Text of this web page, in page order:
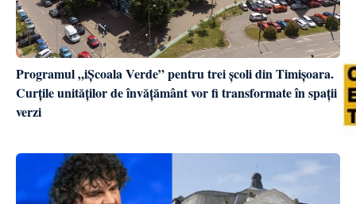
Programul „iȘcoala Verde” pentru trei școli din Timișoara.
Curțile unităților de învățământ vor fi transformate în spații
verzi